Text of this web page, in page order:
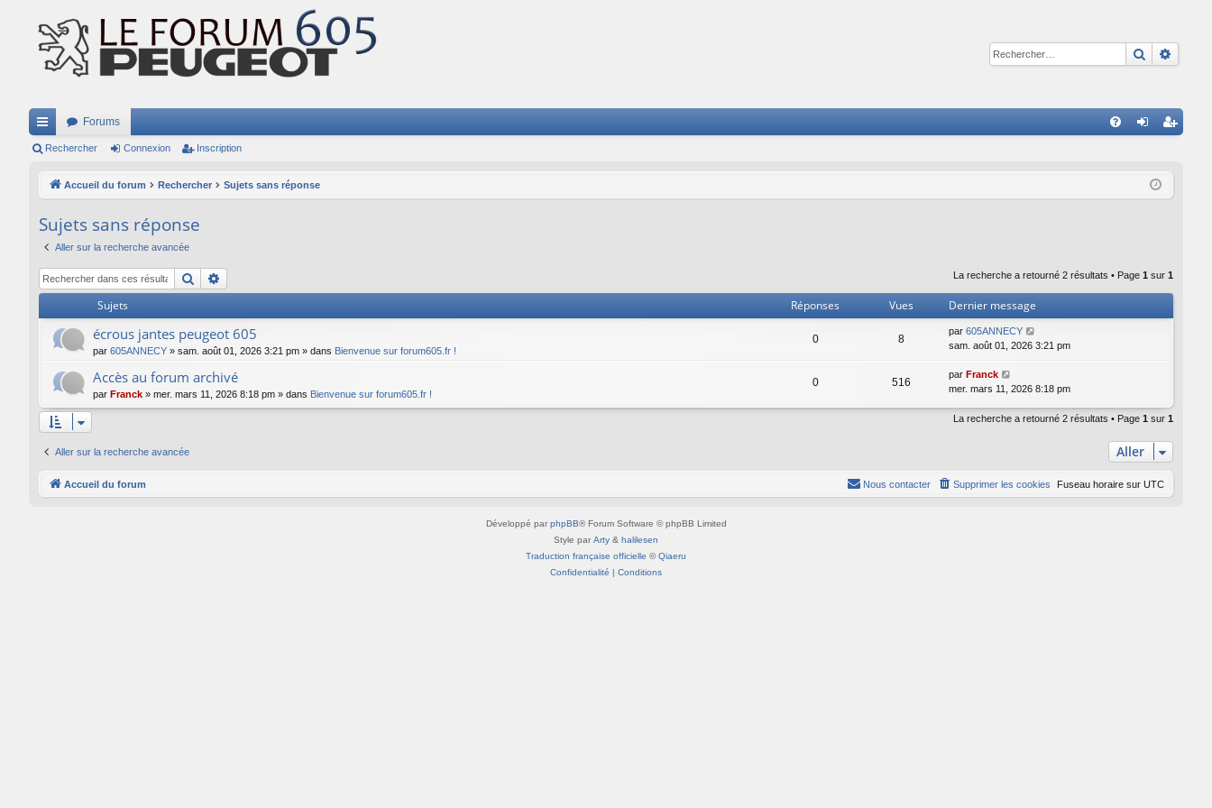
ac
ci
Forums
cri
Rechercher Connexion Inscription
Accueil du forum Rechercher Sujets sans réponse
Sujets sans réponse
Aller sur la recherche avancée
Rechercher La recherche a retourné 2 résultats • Page 1 sur 1
Sujets Réponses Vues Dernier message
écrous jantes peugeot 605
par 605ANNECY » sam. août 01, 2026 3:21 pm » dans Bienvenue sur forum605.fr !
0 8
par 605ANNECY
sam. août 01, 2026 3:21 pm
Accès au forum archivé
par Franck » mer. mars 11, 2026 8:18 pm » dans Bienvenue sur forum605.fr !
0 516
par Franck
mer. mars 11, 2026 8:18 pm
La recherche a retourné 2 résultats • Page 1 sur 1
Aller sur la recherche avancée Aller
Accueil du forum Fuseau horaire sur UTC
Supprimer les cookies
Nous contacter
Développé par phpBB® Forum Software © phpBB Limited
Style par Arty & halilesen
Traduction française officielle ©Qiaeru
Confidentialité
Conditions